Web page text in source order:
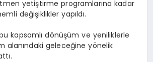
yetiştirme programlarına kadar
değişiklikler yapıldı.
kapsamlı dönüşüm ve yeniliklerle
alanındaki geleceğine yönelik